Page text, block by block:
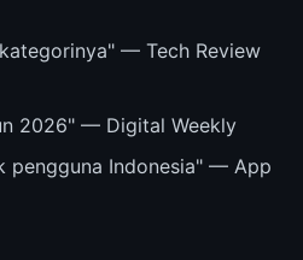
— Tech Review
2026" — Digital Weekly
pengguna Indonesia" — App